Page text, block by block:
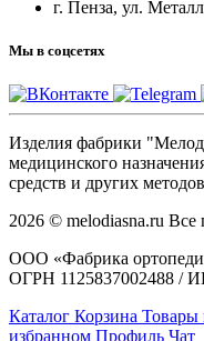
г. Пенза, ул.
Мы в соцсетях
Изделия фабрики
медицинского
средств и других
2026 © melodiasna.ru
ООО «Фабрика
ОГРН 1125837002488 /
Каталог Корзина Товары
избранном Профиль Чат